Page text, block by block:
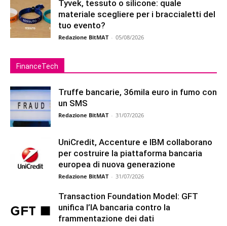
Tyvek, tessuto o silicone: quale
materiale scegliere per i braccialetti del
tuo evento?
Redazione BitMAT - 05/08/2026
FinanceTech
Truffe bancarie, 36mila euro in fumo con
un SMS
Redazione BitMAT - 31/07/2026
UniCredit, Accenture e IBM collaborano
per costruire la piattaforma bancaria
europea di nuova generazione
Redazione BitMAT - 31/07/2026
Transaction Foundation Model: GFT
unifica l’IA bancaria contro la
frammentazione dei dati